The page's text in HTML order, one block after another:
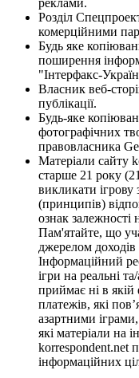
Розділ
комерційними
Будь яке
поширення
"Інтерфакс-
Власник веб-
публікації.
Будь-яке
фотографічних
правовласника
Матеріали сайту
старше 21 року
викликати
(принципів)
ознак залежності
Пам'ятайте, що
джерелом
Інформаційний
ігри на реальні
приймає ні в
платежів, які
азартними
які матеріали на
korrespondent.net
інформаційних